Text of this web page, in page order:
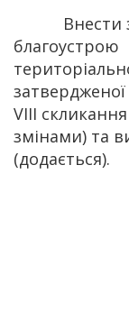
Внести
благоустрою
затвердженої
VIІІ
змінами) та
(додається).